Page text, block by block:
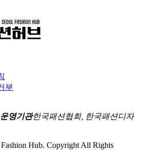
부
운영기관한국패션협회, 한국패션디자
Hub. Copyright All Rights